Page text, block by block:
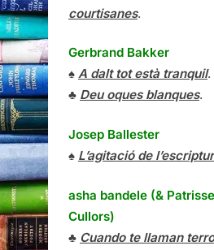
courtisanes.
Gerbrand Bakker
♠ A dalt tot està tranquil.
♣ Deu oques blanques.
Josep Ballester
♠ L’agitació de
asha bandele (&
Cullors)
♣ Cuando te llaman